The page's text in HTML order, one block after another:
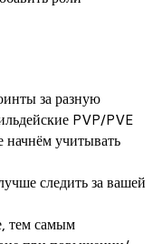
за разную
PVP/PVE
учитывать
следить за вашей
тем самым